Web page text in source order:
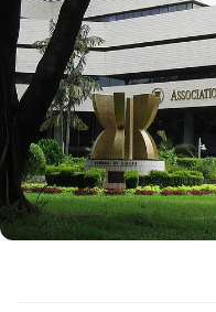
متعددی از جمله بی ثباتی
روبرو بود. ریاست
و ترویج ناسیونالیسم
مورد حمایت ارتش در سال
شد که بیش از سه دهه حکومت
را به ارمغان آورد،
خدشه دار شد.
کشور دموکراتیک در حال